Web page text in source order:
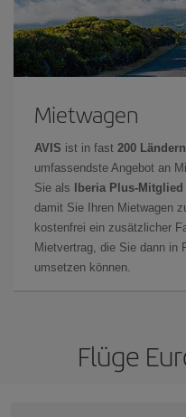
Mietwagen
AVIS ist in fast 200 Ländern
umfassendste Angebot an
Sie als
Iberia Plus-Mitglied
damit Sie Ihren Mietwagen
kostenfrei ein zusätzlicher
Mietvertrag, die Sie dann in
umsetzen können.
Flüge